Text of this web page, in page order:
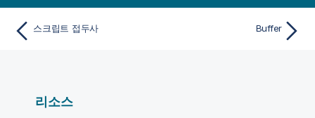
스크립트 접두사 Buffer
리소스